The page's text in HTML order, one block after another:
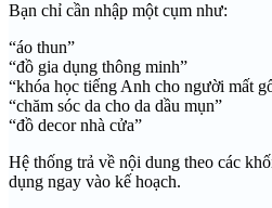
Bạn chỉ cần nhập một cụm như:
“áo thun”
“đồ gia dụng thông minh”
“khóa học tiếng Anh cho người mất
“chăm sóc da cho da dầu mụn”
“đồ decor nhà cửa”
Hệ thống trả về nội dung theo các
dụng ngay vào kế hoạch.